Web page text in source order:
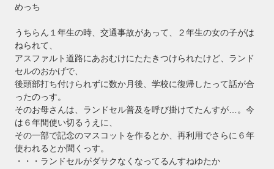
めっち
うちらん１年生の時、交通事故があって、２年生の女の子がは
ねられて、
アスファルト道路にあおむけにたたきつけられたけど、ランド
セルのおかげで、
後頭部打ち付けられずに数か月後、学校に復帰したって話が合
ったのっす。
そのお母さんは、ランドセル普及を呼び掛けてたんすが…。今
は６年間使い切るうえに、
その一部で記念のマスコットを作るとか、再利用でさらに６年
使われるとか聞くっす。
・・・ランドセルがダサクなくなってるんすねゆたか